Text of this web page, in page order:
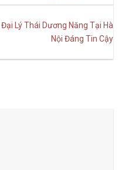
Đại Lý Thái Dương Năng Tại Hà
Nội Đáng Tin Cậy